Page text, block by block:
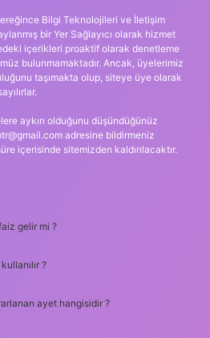
Bilgi Teknolojileri ve İletişim
bir Yer Sağlayıcı olarak hizmet
içerikleri proaktif olarak denetleme
bulunmamaktadır. Ancak, üyelerimiz
taşımakta olup, siteye üye olarak
aykırı olduğunu düşündüğünüz
adresine bildirmeniz
içerisinde sitemizden kaldırılacaktır.
gelir mi ?
?
ayet hangisidir ?